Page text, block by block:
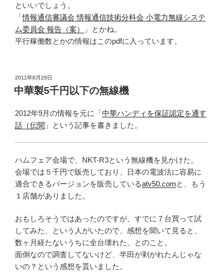
といいでしょう。
「情報通信審議会 情報通信技術分科会 小電力無線システ
ム委員会 報告（案）
」とかね。
平行稼働数とかの情報はこのpdfに入っています。
投
稿
日:
2011年8月29日
中華製5千円以下の無線機
2012年9月の情報を元に「中華ハンディを保証認定を通す
話（伝聞 」という記事を書きました。
ハムフェア会場で、NKT-R3という無線機を見かけた。
会場では５千円で販売しており、日本の電波法に容易に
適合できるバージョンを販売しているatv50.comと、もう
１店舗がありました。
おもしろそうではあったのですが、すでに７台買って試
してみた、という人がいたので、感想を聞いて見ると、
数ヶ月経たないうちに全台壊れた、とのこと。
面倒なので調査してないけど、半田が剥がれたんじゃな
いの？という感想を貰いました。